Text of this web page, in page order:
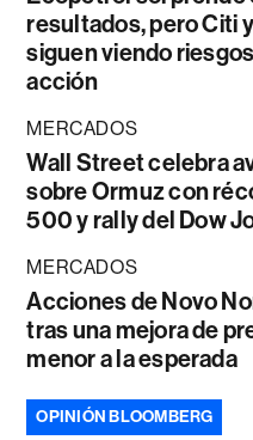
resultados, pero Citi
siguen viendo
acción
MERCADOS
Wall Street celebra
sobre Ormuz con
500 y rally del Dow
MERCADOS
Acciones de Novo
tras una mejora de
menor a la esperada
OPINIÓN BLOOMBERG